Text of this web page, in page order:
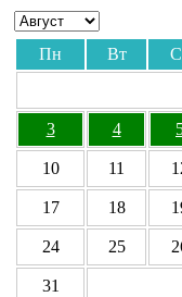
Пн Вт
3 4
10 11
17 18
24 25
31